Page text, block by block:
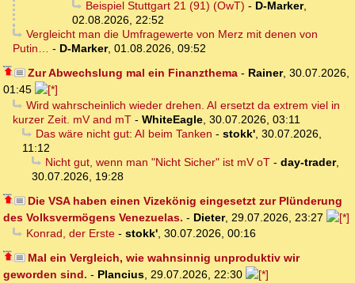
Beispiel Stuttgart 21 (91) (OwT) - D-Marker,
02.08.2026, 22:52
Vergleicht man die Umfragewerte von Merz mit denen von
Putin… - D-Marker, 01.08.2026, 09:52
Zur Abwechslung mal ein Finanzthema- Rainer, 30.07.2026,
01:45
Wird wahrscheinlich wieder drehen. AI ersetzt da extrem viel in
kurzer Zeit. mV and mT - WhiteEagle, 30.07.2026, 03:11
Das wäre nicht gut: AI beim Tanken - stokk', 30.07.2026,
11:12
Nicht gut, wenn man "Nicht Sicher" ist mV oT- day-trader,
30.07.2026, 19:28
Die VSA haben einen Vizekönig eingesetzt zur Plünderung
des Volksvermögens Venezuelas. - Dieter, 29.07.2026, 23:27
Konrad, der Erste- stokk', 30.07.2026, 00:16
Mal ein Vergleich, wie wahnsinnig unproduktiv wir
geworden sind. - Plancius, 29.07.2026, 22:30